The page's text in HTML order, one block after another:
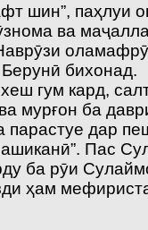
шин”, паҳлуи
ва
бихонад.
гум кард,
мурғон ба
дар
Пас
ба рӯи
ҳам